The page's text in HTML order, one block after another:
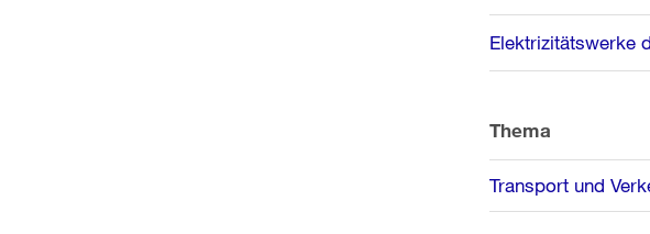
Elektrizitätswerke
Thema
Transport und